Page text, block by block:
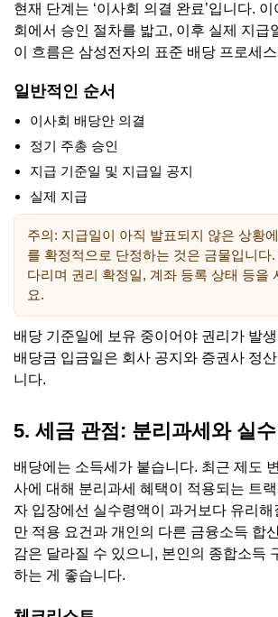
현재 단계는 ‘이사회 의결 완료’입니다.
회에서 승인 절차를 밟고, 이후 실제 지급
이 흐름은 삼성전자의 표준 배당 프로세
일반적인 순서
이사회 배당안 의결
정기 주총 승인
지급 기준일 및 지급일 공지
실제 지급
주의: 지급일이 아직 발표되지 않은 상황
를 확정적으로 단정하는 것은 금물입니다
다리며 권리 확정일, 계좌 등록 상태 등을
요.
배당 기준일에 보유 중이어야 권리가 발
배당금 입금일은 회사 공지와 증권사 정
니다.
5. 세금 관점: 분리과세와 실
배당에는 소득세가 붙습니다. 최근 제도
사에 대해 분리과세 혜택이 적용되는 트
자 입장에선 실수령액이 과거보다 유리
만 적용 요건과 개인의 다른 금융소득 합
감은 달라질 수 있으니, 본인의 종합소득
하는 게 좋습니다.